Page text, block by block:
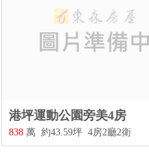
港坪運動公園旁美4房
838 萬 約43.59坪 4房2廳2衛